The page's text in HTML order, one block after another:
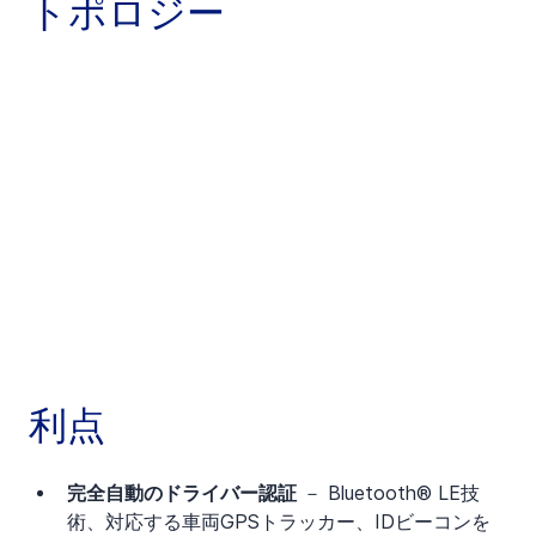
利点
完全自動のドライバー認証 － Bluetooth® LE技
術、対応する車両GPSトラッカー、IDビーコンを